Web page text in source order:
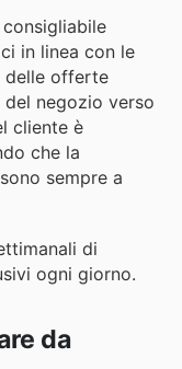
in linea con le
delle offerte
del negozio verso
cliente è
che la
sempre a
di
ogni giorno.
da